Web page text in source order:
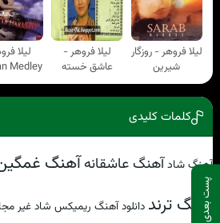
پست بعدی
لیلا فروهر - روزگار
شیرین
لیلا فروهر -
عاشق خسته
لیلا
Medley
کلمات کلیدی
آهنگ شادآهنگ عاشقانهآهنگ
آهنگ ترند دانلود آهنگ ریمیکس شاد غیر